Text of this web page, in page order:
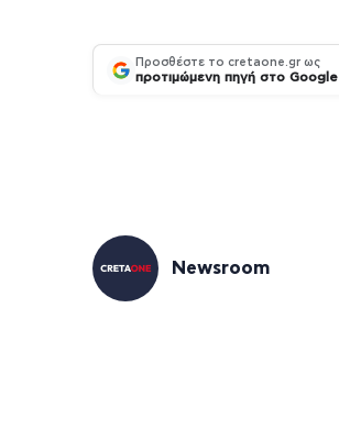
Προσθέστε το cretaone.gr ως
προτιμώμενη πηγή στο Google
Newsroom